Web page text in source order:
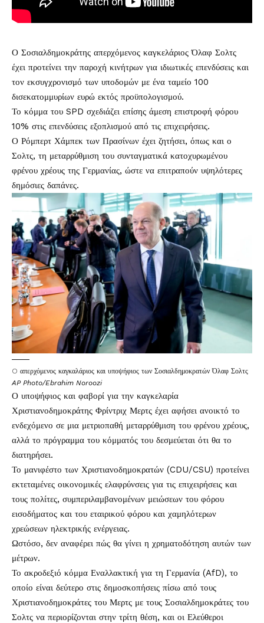
Ο Σοσιαλδημοκράτης απερχόμενος καγκελάριος Όλαφ Σολτς
έχει προτείνει την παροχή κινήτρων για ιδιωτικές επενδύσεις και
τον εκσυγχρονισμό των υποδομών με ένα ταμείο 100
δισεκατομμυρίων ευρώ εκτός προϋπολογισμού.
Το κόμμα του SPD σχεδιάζει επίσης άμεση επιστροφή φόρου
10% στις επενδύσεις εξοπλισμού από τις επιχειρήσεις.
Ο Ρόμπερτ Χάμπεκ των Πρασίνων έχει ζητήσει, όπως και ο
Σολτς, τη μεταρρύθμιση του συνταγματικά κατοχυρωμένου
φρένου χρέους της Γερμανίας, ώστε να επιτραπούν υψηλότερες
δημόσιες δαπάνες.
O απερχόμενος καγκαλάριος και υποψήφιος των Σοσιαλδημοκρατών Όλαφ Σολτς
AP Photo/Ebrahim Noroozi
Ο υποψήφιος και φαβορί για την καγκελαρία
Χριστιανοδημοκράτης Φρίντριχ Μερτς έχει αφήσει ανοικτό το
ενδεχόμενο σε μια μετριοπαθή μεταρρύθμιση του φρένου χρέους,
αλλά το πρόγραμμα του κόμματός του δεσμεύεται ότι θα το
διατηρήσει.
Το μανιφέστο των Χριστιανοδημοκρατών (CDU/CSU) προτείνει
εκτεταμένες οικονομικές ελαφρύνσεις για τις επιχειρήσεις και
τους πολίτες, συμπεριλαμβανομένων μειώσεων του φόρου
εισοδήματος και του εταιρικού φόρου και χαμηλότερων
χρεώσεων ηλεκτρικής ενέργειας.
Ωστόσο, δεν αναφέρει πώς θα γίνει η χρηματοδότηση αυτών των
μέτρων.
Το ακροδεξιό κόμμα Εναλλακτική για τη Γερμανία (AfD), το
οποίο είναι δεύτερο στις δημοσκοπήσεις πίσω από τους
Χριστιανοδημοκράτες του Μερτς με τους Σοσιαλδημοκράτες του
Σολτς να περιορίζονται στην τρίτη θέση, και οι Ελεύθεροι